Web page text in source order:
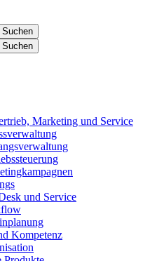
Suchen
Suchen
Marketing und Service
und Service
Kompetenz